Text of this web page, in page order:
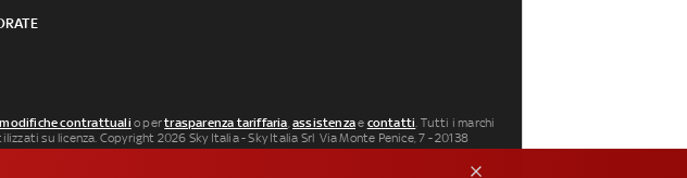
contrattuali o pertrasparenza tariffaria,assistenzae contatti. Tutti i marchi
su licenza. Copyright 2026 Sky Italia - Sky Italia Srl Via Monte Penice, 7 - 20138